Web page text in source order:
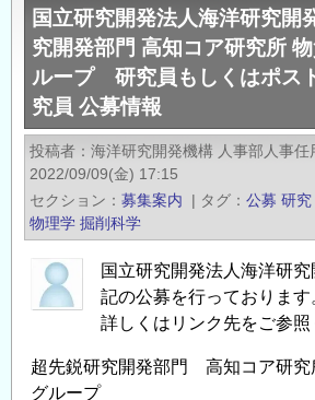
く
ず
国立研究開発法人海洋研究開
究開発部門 高知コア研究所
ループ 研究員もしくはポス
究員 公募情報
投稿者 海洋研究開発機構 人事部人事任
2022/09/09(金) 17:15
セクション
募集案内 | タグ 公募 研究
物理学 掘削科学
国立研究開発法人海洋研
記の公募を行っております
詳しくはリンク先をご参照
超先鋭研究開発部門 高知コア研
グループ